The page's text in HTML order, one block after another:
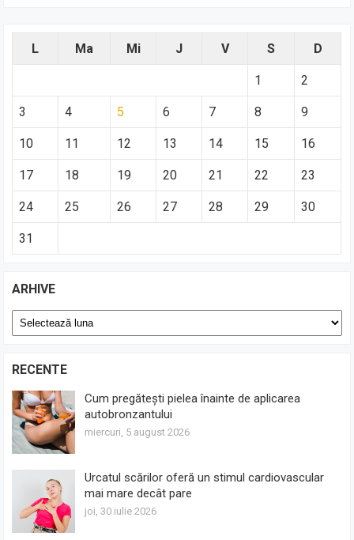
L Ma Mi J V S D
1 2
3 4 5 6 7 8 9
10 11 12 13 14 15 16
17 18 19 20 21 22 23
24 25 26 27 28 29 30
31
ARHIVE
Arhive
RECENTE
Cum pregătești pielea înainte de aplicarea
autobronzantului
miercuri, 5 august 2026
Urcatul scărilor oferă un stimul cardiovascular
mai mare decât pare
joi, 30 iulie 2026